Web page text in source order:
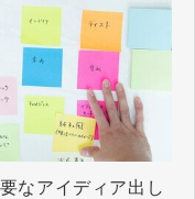
なアイディア出し